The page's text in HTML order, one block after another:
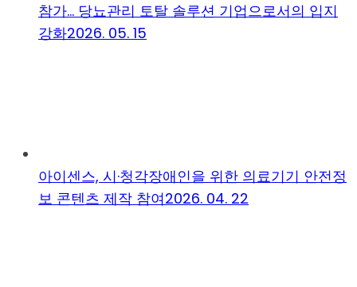
참가… 당뇨관리 토탈 솔루션 기업으로서의 입지
강화2026. 05. 15
아이센스, 시·청각장애인을 위한 의료기기 안전정
보 콘텐츠 제작 참여2026. 04. 22